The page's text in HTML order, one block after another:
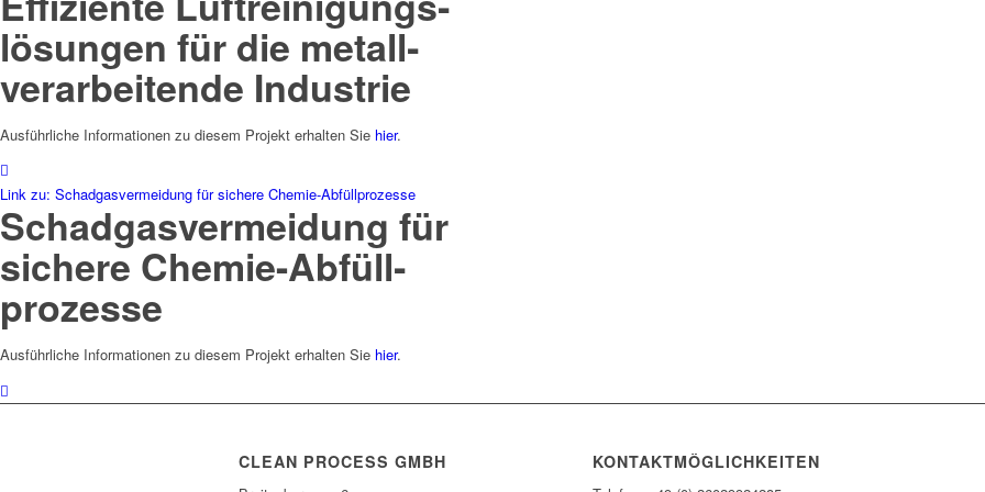
lösungen für die metall­
verarbei­tende Industrie
Ausführliche Informationen zu diesem Projekt erhalten Sie hier.
Link zu: Schadgasvermeidung für sichere Chemie-Abfüllprozesse
Schad­gas­vermei­dung für
sichere Chemie-Abfüll­
prozesse
Ausführliche Informationen zu diesem Projekt erhalten Sie hier.
CLEAN PROCESS GMBH KONTAKTMÖGLICHKEITEN